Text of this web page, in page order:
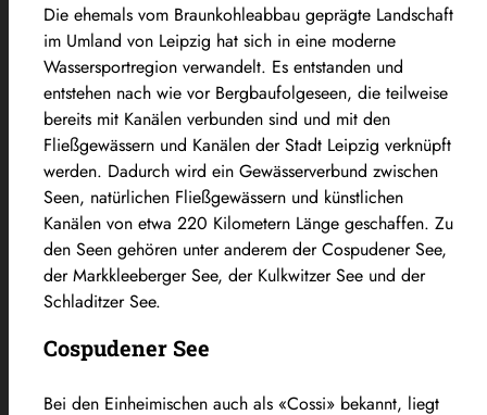
Die ehemals vom Braunkohleabbau geprägte Landschaft
im Umland von Leipzig hat sich in eine moderne
Wassersportregion verwandelt. Es entstanden und
entstehen nach wie vor Bergbaufolgeseen, die teilweise
bereits mit Kanälen verbunden sind und mit den
Fließgewässern und Kanälen der Stadt Leipzig verknüpft
werden. Dadurch wird ein Gewässerverbund zwischen
Seen, natürlichen Fließgewässern und künstlichen
Kanälen von etwa 220 Kilometern Länge geschaffen. Zu
den Seen gehören unter anderem der Cospudener See,
der Markkleeberger See, der Kulkwitzer See und der
Schladitzer See.
Cospudener See
Bei den Einheimischen auch als «Cossi» bekannt, liegt